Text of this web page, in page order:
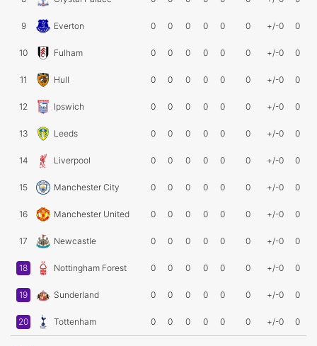
9 Everton 0 0 0 0 0 0 +/-0 0
10 Fulham 0 0 0 0 0 0 +/-0 0
11 Hull 0 0 0 0 0 0 +/-0 0
12 Ipswich 0 0 0 0 0 0 +/-0 0
13 Leeds 0 0 0 0 0 0 +/-0 0
14 Liverpool 0 0 0 0 0 0 +/-0 0
15 Manchester City 0 0 0 0 0 0 +/-0 0
16 Manchester United 0 0 0 0 0 0 +/-0 0
17 Newcastle 0 0 0 0 0 0 +/-0 0
18 Nottingham Forest 0 0 0 0 0 0 +/-0 0
19 Sunderland 0 0 0 0 0 0 +/-0 0
20 Tottenham 0 0 0 0 0 0 +/-0 0